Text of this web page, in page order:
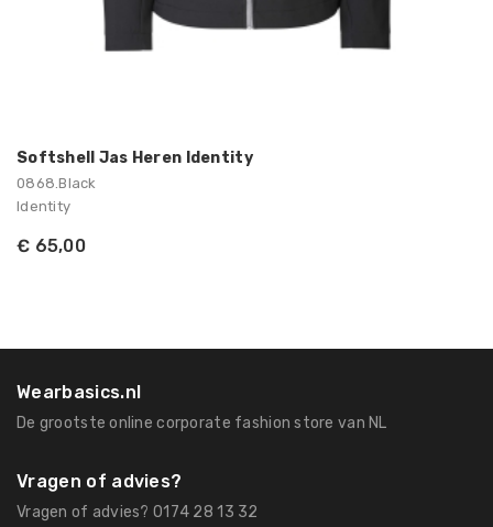
Softshell Jas Heren Identity
0868.Black
Identity
€ 65,00
Wearbasics.nl
De grootste online corporate fashion store van NL
Vragen of advies?
Vragen of advies? 0174 28 13 32